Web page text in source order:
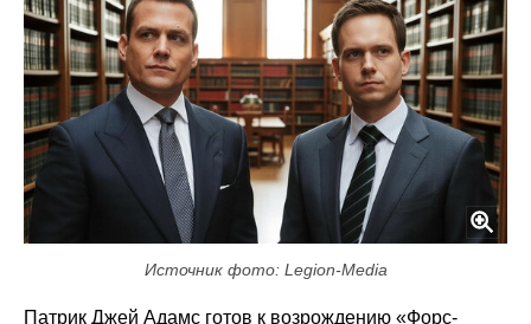
Источник фото: Legion-Media
Патрик Джей Адамс готов к возрождению «Форс-